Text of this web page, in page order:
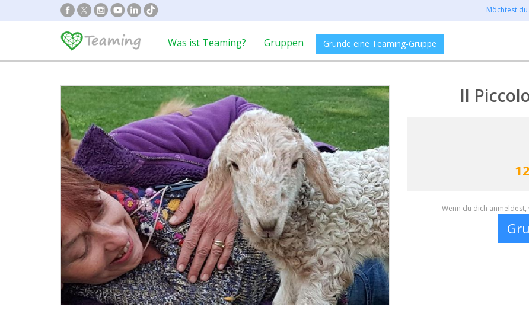
Möchtest
Was ist Teaming? Gruppen Gründe eine Teaming-Gruppe
Il
Wenn du dich